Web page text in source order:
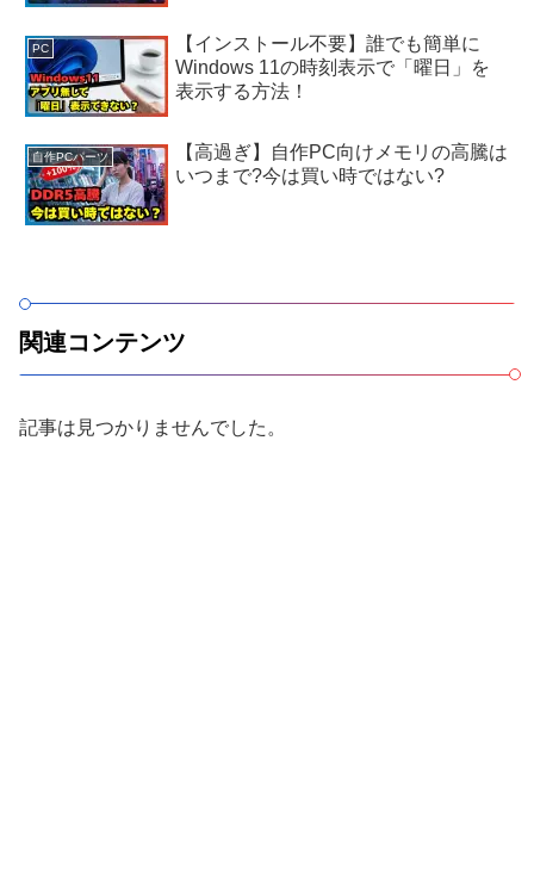
PC
【インストール不要】誰でも簡単に
Windows 11の時刻表示で「曜日」を
表示する方法！
自作PCパーツ
【高過ぎ】自作PC向けメモリの高騰は
いつまで?今は買い時ではない?
関連コンテンツ
記事は見つかりませんでした。